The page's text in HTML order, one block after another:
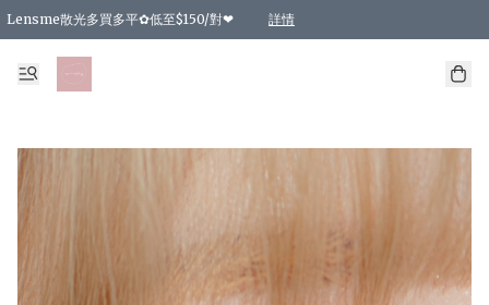
Lensme散光多買多平✿低至$150/對❤ 詳情
台灣Karacon⁩✧日拋 特價清貨❁⃘
日本韓國多款日/月拋現貨☼ 特價❤︎數量有限 售完即止
🇰🇷韓國多款月拋現貨 特價兩對$99✿數量有限 售完即止♫
精選商品，任選買2件或以上9 折；買4件或以上85 折；買6件或以上8 折
精選商品，任選買2件HKD 140.00；買4件HKD 260.00
精選商品，任選買2件HKD 190.00；買4件HKD 360.00
精選商品，任選買2件HKD 110.00；買4件HKD 180.00
精選商品，任選買2件HKD 170.00；買4件HKD 320.00
精選商品，任選買2件或以上減HKD 148.00
精選商品，任選買2件或以上減HKD 148.00
精選商品，任選買2件或以上95 折；買4件或以上9 折；買6件或以上85 折；買8件
精選商品，任選買12件或以上87 折
精選商品，任選買2件或以上減HKD 16.00；買4件或以上減HKD 32.00；買6
精選商品，任選買2件或以上95 折；買4件或以上9 折；買8件或以上85 折；買12
購物滿 HKD 800.00即享免運費優惠！（適用於 特定的送貨方式 )